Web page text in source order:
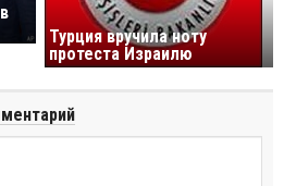
Турция вручила ноту
протеста Израилю